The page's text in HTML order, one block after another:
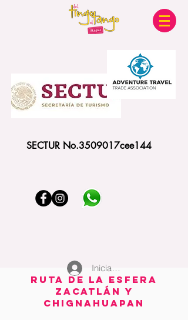
SECTUR No.3509017cee144
Iniciar sesión
RUTA DE LA ESFERA
ZACATLÁN Y
CHIGNAHUAPAN